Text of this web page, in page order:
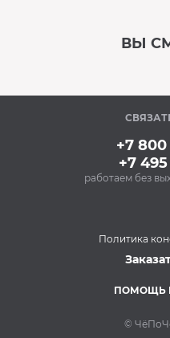
Сплит-
ACN-14HE
26
ВЫ
+7
+7
работаем без
Политика
ПОМОЩЬ
©